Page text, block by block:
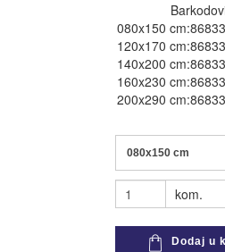
080x150
120x170
140x200
160x230
200x290
080x150 cm
kom.
Dodaj u